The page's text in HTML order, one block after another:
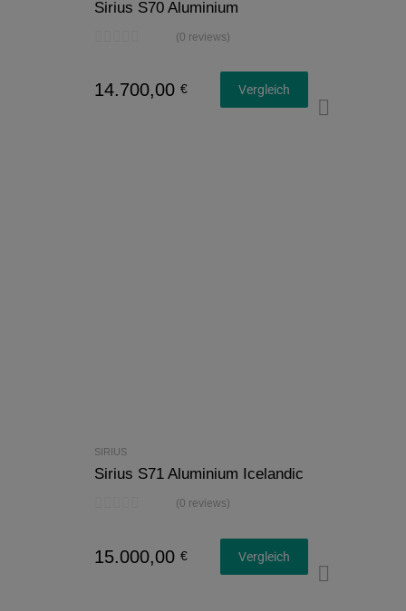
Sirius S70 Aluminium
(0 reviews)
14.700,00 €
Vergleich
SIRIUS
Sirius S71 Aluminium Icelandic
(0 reviews)
15.000,00 €
Vergleich